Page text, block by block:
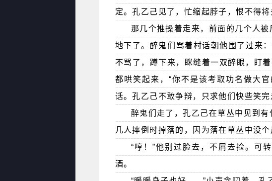
定。孔乙己见了，忙缩起脖子，恨不得
那几个推搡着走来，前面的几个人
地下了。醉鬼们骂着村话朝他围了过来
不骂了，蹲下来，眯缝着一双醉眼，盯
都哄笑起来，“你不是该考取功名做大
话。孔乙己不敢争辩，只求他们快些笑完
醉鬼们走了，孔乙己在草丛中见到
几人摔倒时掉落的，因为落在草丛中没个
“哼！”他别过脸去，不屑去捡。可
酒。